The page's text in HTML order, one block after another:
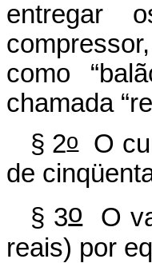
entregar
como
chamada
§ 2oO
de
§ 3oO
reais) por